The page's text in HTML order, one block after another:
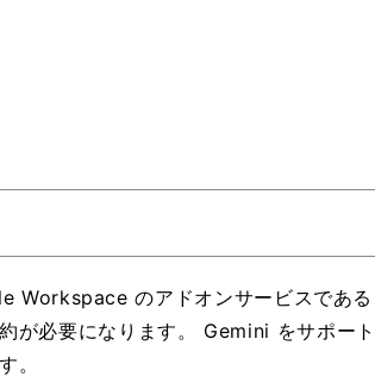
のアドオンサービスである
必要になります。 Gemini をサポート
。